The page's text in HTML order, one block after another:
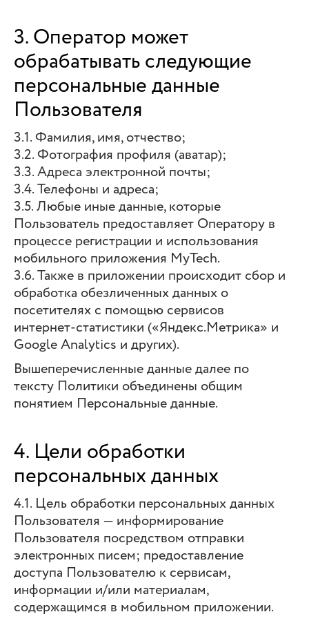
3. Оператор может
обрабатывать следующие
персональные данные
Пользователя
3.1. Фамилия, имя, отчество;
3.2. Фотография профиля (аватар);
3.3. Адреса электронной почты;
3.4. Телефоны и адреса;
3.5. Любые иные данные, которые
Пользователь предоставляет Оператору в
процессе регистрации и использования
мобильного приложения MyTech.
3.6. Также в приложении происходит сбор и
обработка обезличенных данных о
посетителях с помощью сервисов
интернет-статистики («Яндекс.Метрика» и
Google Analytics и других).
Вышеперечисленные данные далее по
тексту Политики объединены общим
понятием Персональные данные.
4. Цели обработки
персональных данных
4.1. Цель обработки персональных данных
Пользователя — информирование
Пользователя посредством отправки
электронных писем; предоставление
доступа Пользователю к сервисам,
информации и/или материалам,
содержащимся в мобильном приложении.